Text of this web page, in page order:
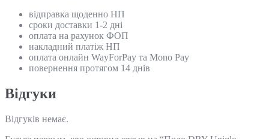
відправка щоденно НП
сроки доставки 1-2 дні
оплата на рахунок ФОП
накладний платіж НП
оплата онлайн WayForPay та Mono Pay
повернення протягом 14 днів
Відгуки
Відгуків немає.